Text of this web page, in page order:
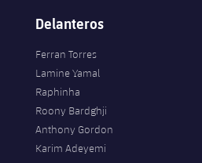
Delanteros
Ferran Torres
Lamine Yamal
Raphinha
Roony Bardghji
Anthony Gordon
Karim Adeyemi